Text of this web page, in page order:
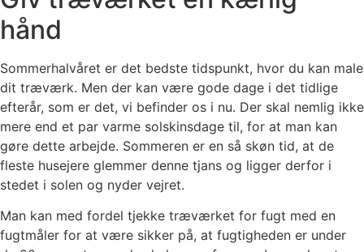
hånd
Sommerhalvåret er det bedste tidspunkt, hvor du kan male
dit træværk. Men der kan være gode dage i det tidlige
efterår, som er det, vi befinder os i nu. Der skal nemlig ikke
mere end et par varme solskinsdage til, for at man kan
gøre dette arbejde. Sommeren er en så skøn tid, at de
fleste husejere glemmer denne tjans og ligger derfor i
stedet i solen og nyder vejret.
Man kan med fordel tjekke træværket for fugt med en
fugtmåler for at være sikker på, at fugtigheden er under